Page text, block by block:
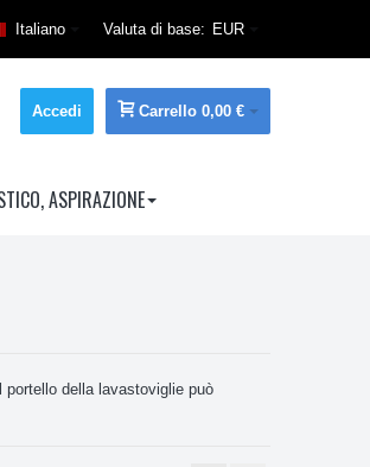
Valuta di base: EUR
Italiano
Carrello 0,00 €
Accedi
ASPIRAZIONE
della lavastoviglie può